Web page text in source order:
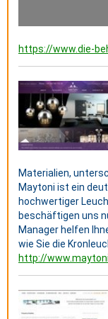
https://www.die-
Materialien,
Maytoni ist ein
hochwertiger
beschäftigen uns
Manager helfen
wie Sie die
http://